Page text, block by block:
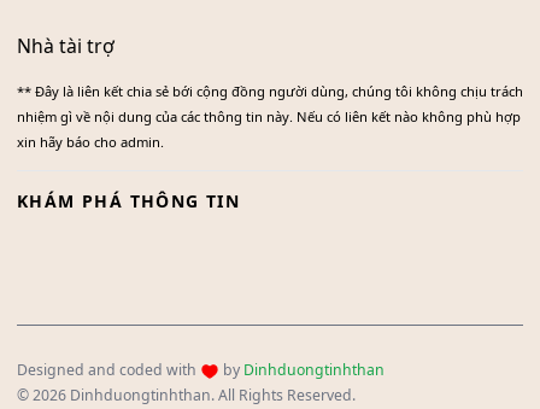
Nhà tài trợ
** Đây là liên kết chia sẻ bới cộng đồng người dùng, chúng tôi không chịu trách
nhiệm gì về nội dung của các thông tin này. Nếu có liên kết nào không phù hợp
xin hãy báo cho admin.
KHÁM PHÁ THÔNG TIN
Designed and coded with by Dinhduongtinhthan
© 2026 Dinhduongtinhthan. All Rights Reserved.